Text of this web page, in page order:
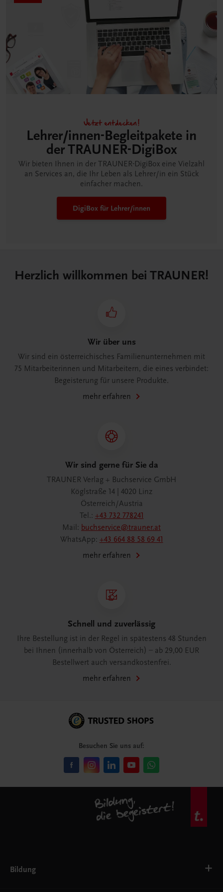
Jetzt entdecken!
Lehrer/innen-Begleitpakete in
der TRAUNER-DigiBox
Wir bieten Ihnen in der TRAUNER-DigiBox eine Vielzahl
an Services an, die Ihr Leben als Lehrer/in ein Stück
einfacher machen.
DigiBox für Lehrer/innen
Herzlich willkommen bei TRAUNER!
Wir über uns
Wir sind ein österreichisches Familienunternehmen mit
75 Mitarbeiterinnen und Mitarbeitern, die eines verbindet:
Begeisterung für unsere Produkte.
mehr erfahren
Wir sind gerne für Sie da
TRAUNER Verlag + Buchservice GmbH
Köglstraße 14 | 4020 Linz
Österreich/Austria
Tel.: +43 732 778241
Mail: buchservice@trauner.at
WhatsApp: +43 664 88 58 69 41
mehr erfahren
Schnell und zuverlässig
Ihre Bestellung ist in der Regel in spätestens 48 Stunden
bei Ihnen (innerhalb von Österreich) – ab 29,00 EUR
Bestellwert auch versandkostenfrei.
mehr erfahren
Besuchen Sie uns auf:
Bildung